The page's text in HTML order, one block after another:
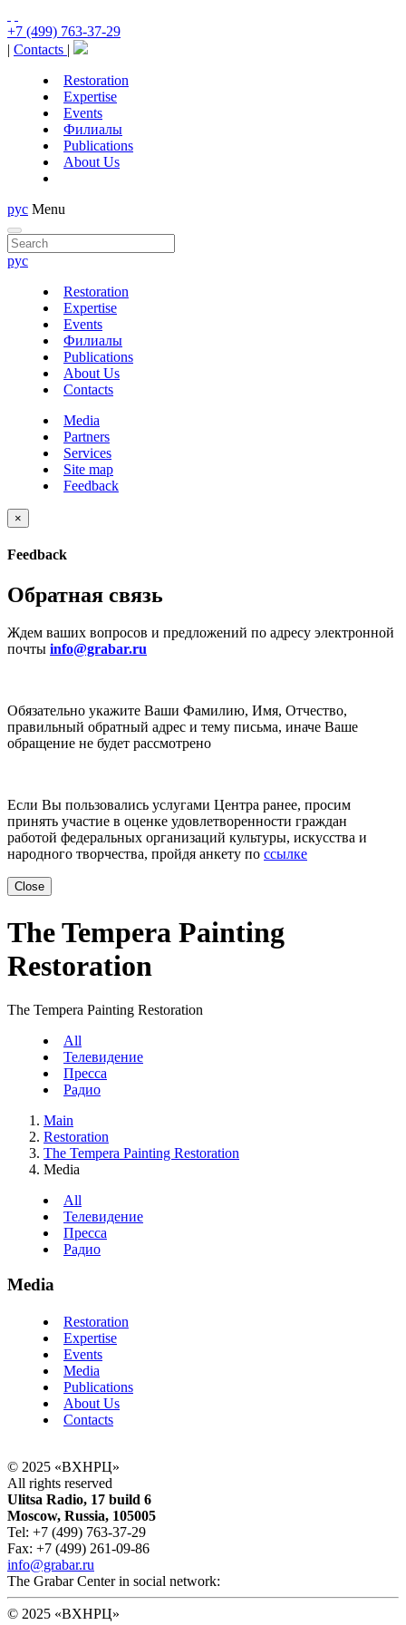
+7 (499) 763-37-29
| Contacts |
Restoration
Expertise
Events
Филиалы
Publications
About Us
рус Menu
рус
Restoration
Expertise
Events
Филиалы
Publications
About Us
Contacts
Media
Partners
Services
Site map
Feedback
×
Feedback
Обратная связь
Ждем ваших вопросов и предложений по адресу электронной
почты info@grabar.ru
Обязательно укажите Ваши Фамилию, Имя, Отчество,
правильный обратный адрес и тему письма, иначе Ваше
обращение не будет рассмотрено
Если Вы пользовались услугами Центра ранее, просим
принять участие в оценке удовлетворенности граждан
работой федеральных организаций культуры, искусства и
народного творчества, пройдя анкету по ссылке
Close
The Tempera Painting
Restoration
The Tempera Painting Restoration
All
Телевидение
Пресса
Радио
Main
Restoration
The Tempera Painting Restoration
Media
All
Телевидение
Пресса
Радио
Media
Restoration
Expertise
Events
Media
Publications
About Us
Contacts
© 2025 «ВХНРЦ»
All rights reserved
Ulitsa Radio, 17 build 6
Moscow, Russia, 105005
Tel: +7 (499) 763-37-29
Fax: +7 (499) 261-09-86
info@grabar.ru
The Grabar Center in social network:
© 2025 «ВХНРЦ»